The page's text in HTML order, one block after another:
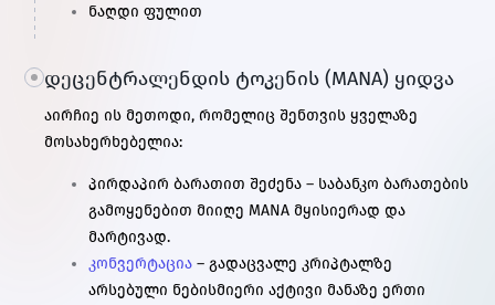
ნაღდი ფულით
დეცენტრალენდის ტოკენის (MANA) ყიდვა
აირჩიე ის მეთოდი, რომელიც შენთვის ყველაზე
მოსახერხებელია:
პირდაპირ ბარათით შეძენა – საბანკო ბარათების
გამოყენებით მიიღე MANA მყისიერად და
მარტივად.
კონვერტაცია – გადაცვალე კრიპტალზე
არსებული ნებისმიერი აქტივი მანაზე ერთი